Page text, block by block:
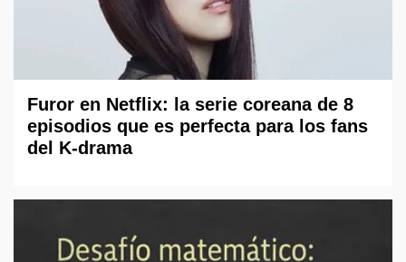
Furor en Netflix: la serie coreana de 8
episodios que es perfecta para los fans
del K-drama